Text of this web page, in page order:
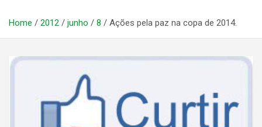
Home 2012 junho 8 Ações pela paz na copa de 2014.